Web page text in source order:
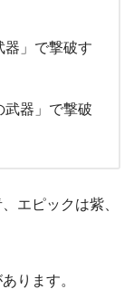
器」で撃破す
武器」で撃破
エピックは紫、
ります。